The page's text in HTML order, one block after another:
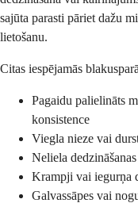
sajūta parasti pāriet dažu
lietošanu.
Citas iespējamās
Pagaidu palielināts
konsistence
Viegla nieze vai
Neliela
Krampji vai iegurņa
Galvassāpes vai